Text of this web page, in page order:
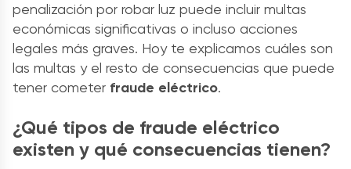
penalización por robar luz puede incluir multas
económicas significativas o incluso acciones
legales más graves. Hoy te explicamos cuáles son
las multas y el resto de consecuencias que puede
tener cometer fraude eléctrico.
¿Qué tipos de fraude eléctrico
existen y qué consecuencias tienen?